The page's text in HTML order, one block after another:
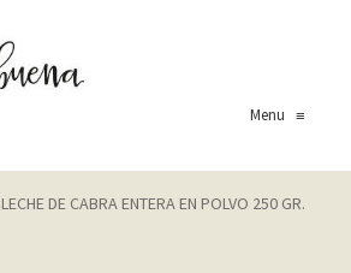
Menu≡
LECHE DE CABRA ENTERA EN POLVO 250 GR.